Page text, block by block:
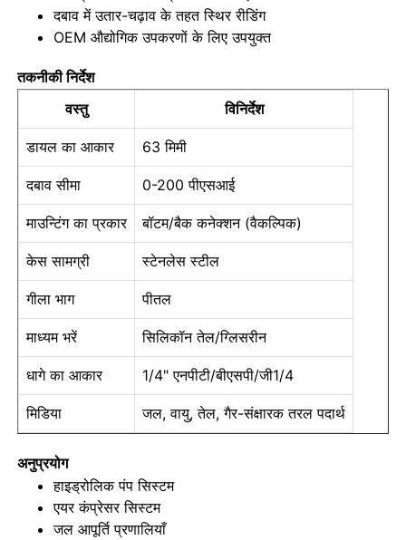
गुणवत्ता नियंत्रण
हमसे संपर्क करें
एक बोली का अनुरोध
स्टेनलेस स्टील दबाव नापने का यंत्र
शॉकप्रूफ प्रेशर गेज
तापमान और दबाव नापने का यंत्र
तरल से भरा प्रेशर गेज
विद्युत संपर्क दबाव गेज
दबाव में उतार-चढ़ाव के तहत स्थिर रीडिंग
OEM औद्योगिक उपकरणों के लिए उपयुक्त
तकनीकी निर्देश
वस्तु
विनिर्देश
डायल का आकार 63 मिमी
दबाव सीमा 0-200 पीएसआई
माउन्टिंग का प्रकार बॉटम/बैक कनेक्शन (वैकल्पिक)
केस सामग्री स्टेनलेस स्टील
गीला भाग पीतल
माध्यम भरें सिलिकॉन तेल/ग्लिसरीन
धागे का आकार 1/4" एनपीटी/बीएसपी/जी1/4
मिडिया जल, वायु, तेल, गैर-संक्षारक तरल पदार्थ
अनुप्रयोग
हाइड्रोलिक पंप सिस्टम
एयर कंप्रेसर सिस्टम
जल आपूर्ति प्रणालियाँ